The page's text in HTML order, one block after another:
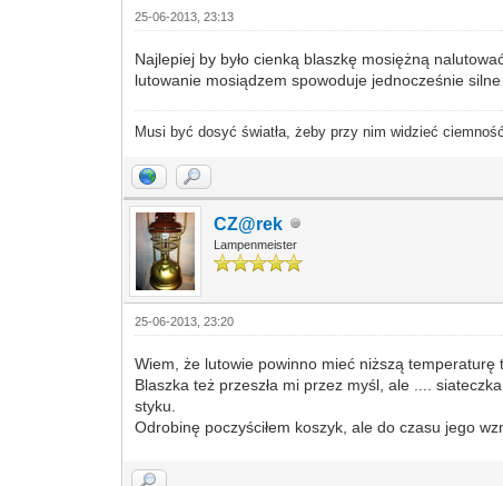
25-06-2013, 23:13
Najlepiej by było cienką blaszkę mosiężną
lutowanie mosiądzem spowoduje jednocześnie
Musi być dosyć światła, żeby przy nim widzieć ciemność.
CZ@rek
Lampenmeister
25-06-2013, 23:20
Wiem, że lutowie powinno mieć niższą temperaturę
Blaszka też przeszła mi przez myśl, ale ....
styku.
Odrobinę poczyściłem koszyk, ale do czasu jego